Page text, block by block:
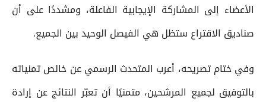
الأعضاء إلى المشاركة الإيجابية الفاعلة، ومشددًا على أن
صناديق الاقتراع ستظل هي الفيصل الوحيد بين الجميع.
وفي ختام تصريحه، أعرب المتحدث الرسمي عن خالص تمنياته
بالتوفيق لجميع المرشحين، متمنيًا أن تعبّر النتائج عن إرادة